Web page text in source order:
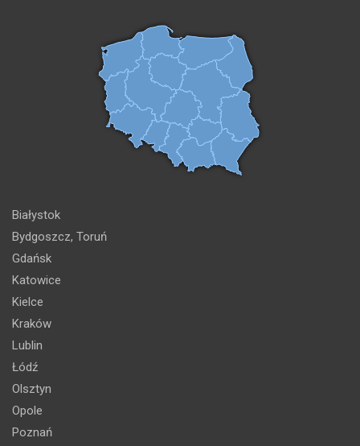
Białystok
Bydgoszcz, Toruń
Gdańsk
Katowice
Kielce
Kraków
Lublin
Łódź
Olsztyn
Opole
Poznań